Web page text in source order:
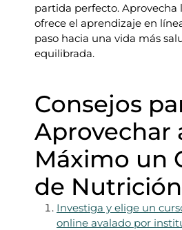
partida perfecto. Aprovecha
ofrece el aprendizaje en
paso hacia una vida más
equilibrada.
Consejos
Aprovechar
Máximo un
de
Investiga y elige un
online avalado por